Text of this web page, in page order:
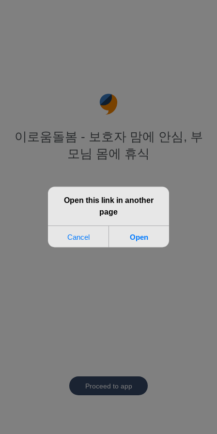
이로움돌봄 - 보호자 맘에 안심, 부
모님 몸에 휴식
Proceed to app